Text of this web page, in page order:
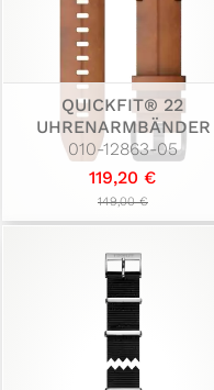
QUICKFIT® 22
UHRENARMBÄNDER
010-12863-05
119,20 €
149,00 €